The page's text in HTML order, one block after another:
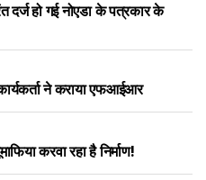
हो गई नोएडा के पत्रकार के
ने कराया एफआईआर
करवा रहा है निर्माण!